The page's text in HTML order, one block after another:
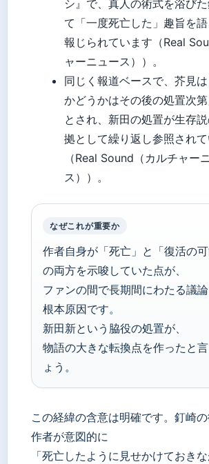
シ』で、真人の術式を浴び
て「一度死亡した」趣旨を
報じられています（Real
ャーニュース））。
同じく報道ベースで、芥見
かどうかはその後の処置次
とされ、新田の処置が生存
拠として繰り返し参照され
（Real Sound（カルチャー
ス））。
なぜこれが重要か
作者自身が「死亡」と「復活の可
の両方を示唆していた点が、
ファンの間で長期間にわたる議
根本原因です。
新田新という脇役の処置が、
物語の大きな転換点を作ったと
ょう。
この経緯の含意は明確です。釘崎の
作者が意図的に
「死亡したように見せかけておきな